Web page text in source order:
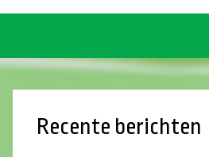
Recente berichten